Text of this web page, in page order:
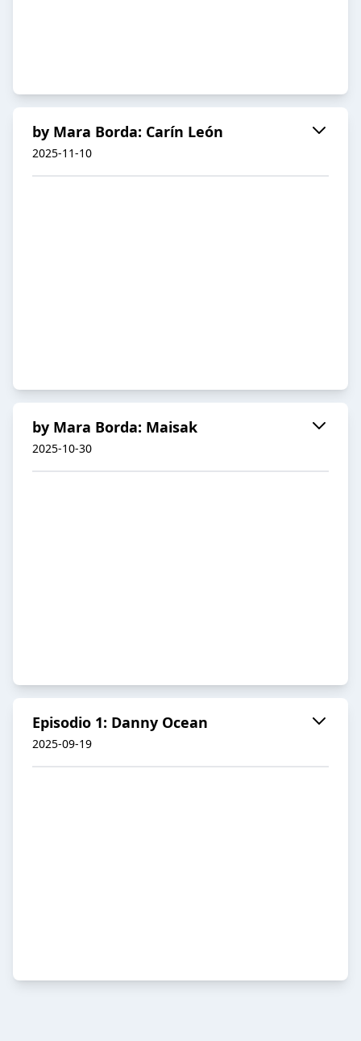
by Mara Borda: Carín León
2025-11-10
by Mara Borda: Maisak
2025-10-30
Episodio 1: Danny Ocean
2025-09-19